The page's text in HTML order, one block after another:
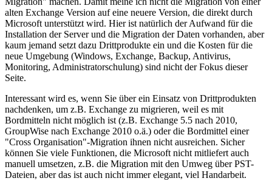
alten Exchange Version auf eine neuere Version, die direkt durch
Microsoft unterstützt wird. Hier ist natürlich der Aufwand für die
Installation der Server und die Migration der Daten vorhanden, aber
kaum jemand setzt dazu Drittprodukte ein und die Kosten für die
neue Umgebung (Windows, Exchange, Backup, Antivirus,
Monitoring, Administratorschulung) sind nicht der Fokus dieser
Seite.
Interessant wird es, wenn Sie über ein Einsatz von Drittprodukten
nachdenken, um z.B. Exchange zu migrieren, weil es mit
Bordmitteln nicht möglich ist (z.B. Exchange 5.5 nach 2010,
GroupWise nach Exchange 2010 o.ä.) oder die Bordmittel einer
"Cross Organisation"-Migration ihnen nicht ausreichen. Sicher
können Sie viele Funktionen, die Microsoft nicht mitliefert auch
manuell umsetzen, z.B. die Migration mit den Umweg über PST-
Dateien, aber das ist auch nicht immer elegant, viel Handarbeit.